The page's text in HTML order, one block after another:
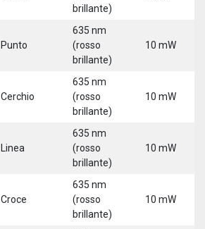
brillante)
Punto
635 nm
(rosso
brillante)
10 mW
Cerchio
635 nm
(rosso
brillante)
10 mW
Linea
635 nm
(rosso
brillante)
10 mW
Croce
635 nm
(rosso
brillante)
10 mW